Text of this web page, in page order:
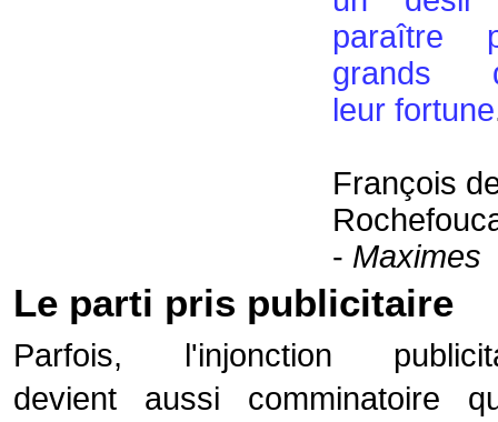
paraître
grands
leur fortune
François
- Maximes
Le parti pris publicitaire
Parfois, l'injonction
devient aussi comminatoire